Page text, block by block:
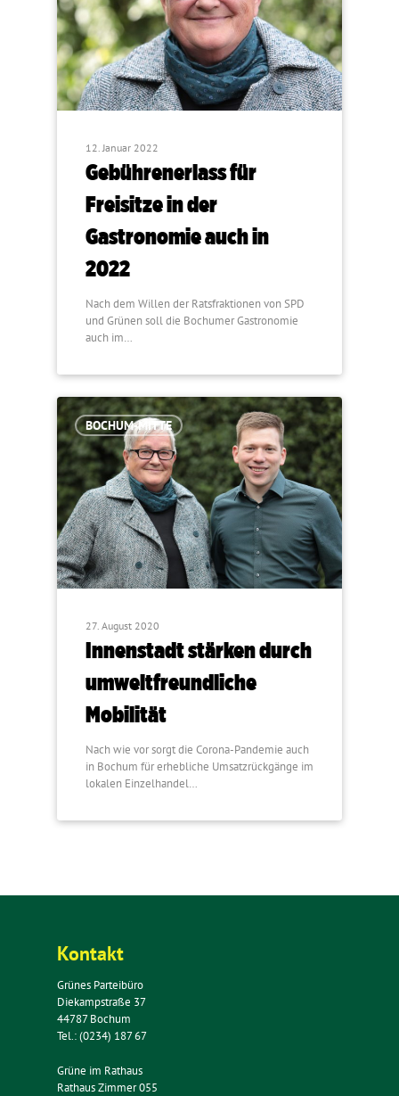
12. Januar 2022
Gebührenerlass für
Freisitze in der
Gastronomie auch in
2022
Nach dem Willen der Ratsfraktionen von SPD
und Grünen soll die Bochumer Gastronomie
auch im…
BOCHUM-MITTE
27. August 2020
Innenstadt stärken durch
umweltfreundliche
Mobilität
Nach wie vor sorgt die Corona-Pandemie auch
in Bochum für erhebliche Umsatzrückgänge im
lokalen Einzelhandel…
Kontakt
Grünes Parteibüro
Diekampstraße 37
44787 Bochum
Tel.: (0234) 187 67
Grüne im Rathaus
Rathaus Zimmer 055